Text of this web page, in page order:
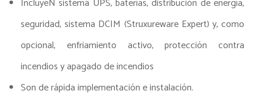
IncluyeN sistema UPS, baterías, distribución de energía,
seguridad, sistema DCIM (Struxureware Expert) y, como
opcional, enfriamiento activo, protección contra
incendios y apagado de incendios
Son de rápida implementación e instalación.